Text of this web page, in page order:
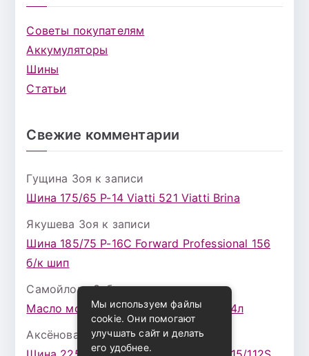
Советы покупателям
Аккумуляторы
Шины
Статьи
Свежие комментарии
Гущина Зоя к записи
Шина 175/65 Р-14 Viatti 521 Viatti Brina
Якушева Зоя к записи
Шина 185/75 Р-16С Forward Professional 156
б/к шип
Самойлова Забавак записи
Масло моторное ZIC X7 (A+) 10W30 4л
Аксёнова Адельк записи
Мы используем файлы
cookie. Они помогают
улучшать сайт и делать
его удобнее.